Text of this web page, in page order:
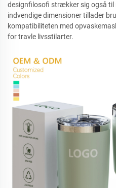
designfilosofi strækker sig også til
indvendige dimensioner tillader
kompatibiliteten med
for travle livsstilarter.